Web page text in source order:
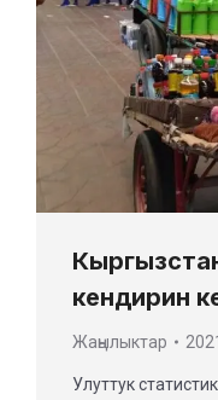
кендирин
Жаңылыктар
Улуттук